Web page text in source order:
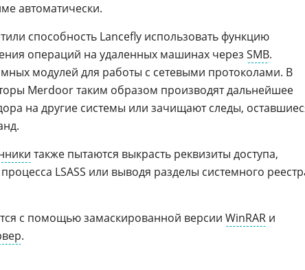
автоматически.
способность Lancefly использовать функцию
операций на удаленных машинах через SMB.
модулей для работы с сетевыми протоколами. В
Merdoor таким образом производят дальнейшее
на другие системы или зачищают следы,
также пытаются выкрасть реквизиты доступа,
LSASS или выводя разделы системного
с помощью замаскированной версии WinRAR и
.